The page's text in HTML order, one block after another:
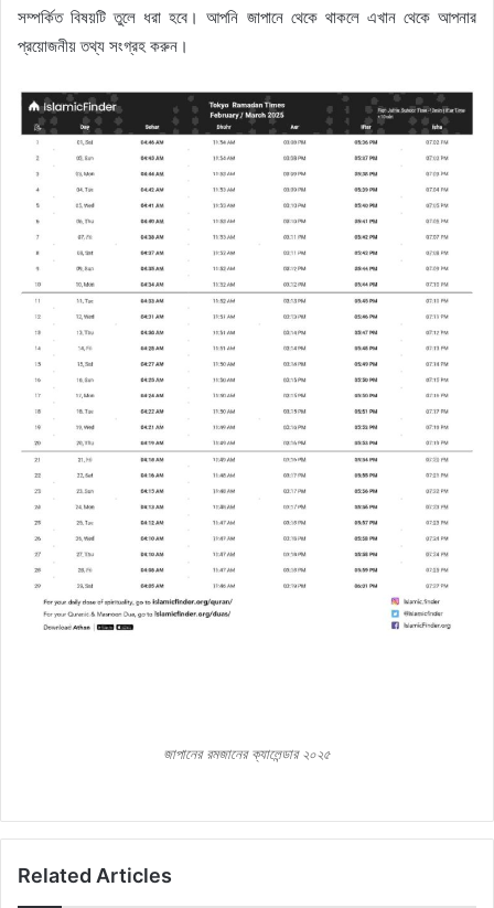
সম্পর্কিত বিষয়টি তুলে ধরা হবে। আপনি জাপানে থেকে থাকলে এখান থেকে আপনার
প্রয়োজনীয় তথ্য সংগ্রহ করুন।
জাপানের রমজানের ক্যালেন্ডার ২০২৫
Related Articles